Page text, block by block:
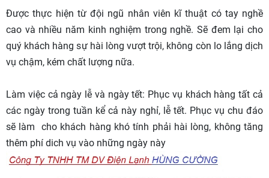
Được thực hiện từ đội ngũ nhân viên kĩ thuật có tay nghề
cao và nhiều năm kinh nghiệm trong nghề. Sẽ đem lại cho
quý khách hàng sự hài lòng vượt trội, không còn lo lắng dịch
vụ chậm, kém chất lượng nữa.
Làm việc cả ngày lễ và ngày tết: Phục vụ khách hàng tất cả
các ngày trong tuần kể cả này nghỉ, lễ tết. Phục vụ chu đáo
sẽ làm cho khách hàng khó tính phải hài lòng, không tăng
thêm phí dich vụ vào những ngày này